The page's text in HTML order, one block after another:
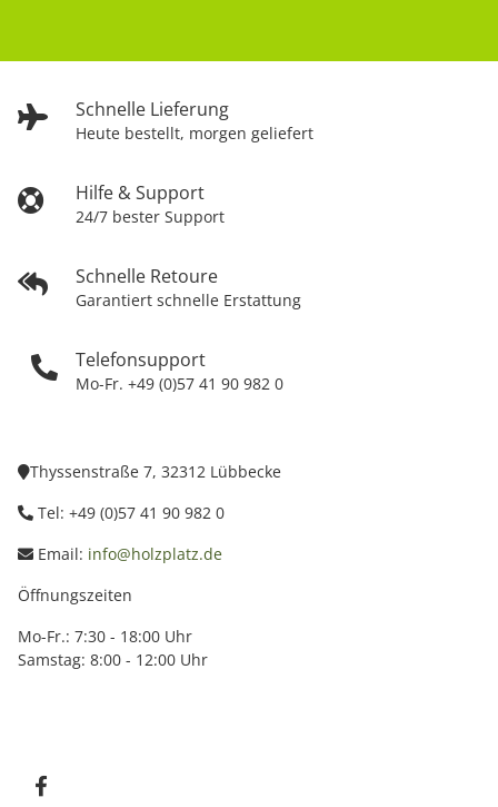
Schnelle Lieferung
Heute bestellt, morgen geliefert
Hilfe & Support
24/7 bester Support
Schnelle Retoure
Garantiert schnelle Erstattung
Telefonsupport
Mo-Fr. +49 (0)57 41 90 982 0
Thyssenstraße 7, 32312 Lübbecke
Tel: +49 (0)57 41 90 982 0
Email: info@holzplatz.de
Öffnungszeiten
Mo-Fr.: 7:30 - 18:00 Uhr
Samstag: 8:00 - 12:00 Uhr